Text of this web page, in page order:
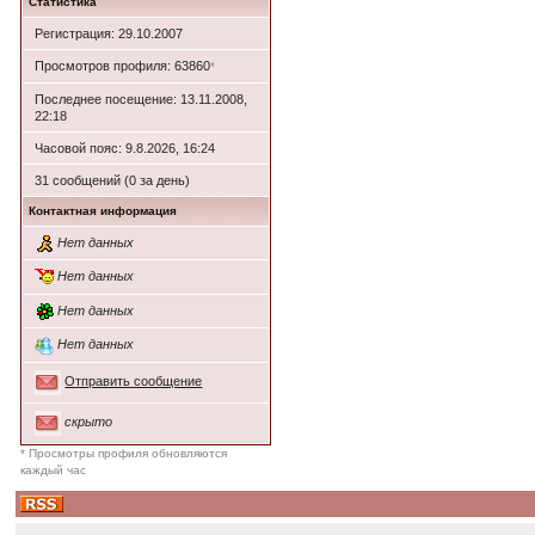
Регистрация: 29.10.2007
Просмотров профиля: 63860*
Последнее посещение: 13.11.2008,
22:18
Часовой пояс: 9.8.2026, 16:24
31 сообщений (0 за день)
Контактная информация
Нет данных
Нет данных
Нет данных
Нет данных
Отправить сообщение
скрыто
* Просмотры профиля обновляются
каждый час